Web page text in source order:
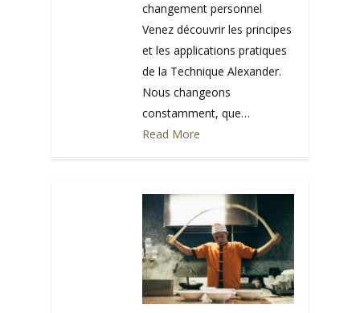
changement personnel
Venez découvrir les principes
et les applications pratiques
de la Technique Alexander.
Nous changeons
constamment, que…
Read More